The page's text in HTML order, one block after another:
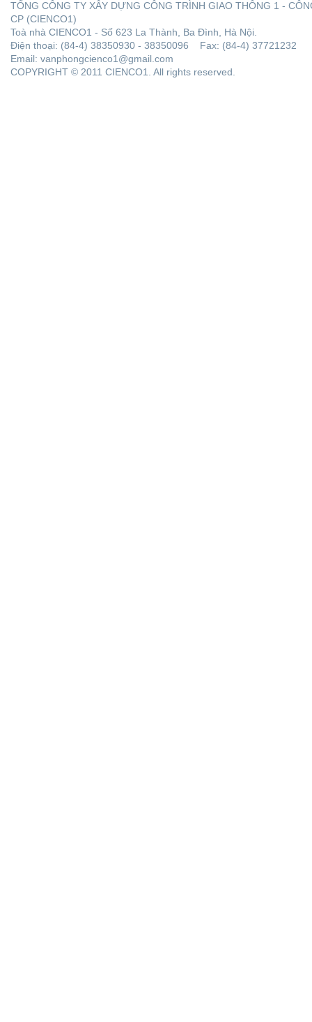
TỔNG CÔNG TY XÂY DỰNG CÔNG TRÌNH GIAO THÔNG 1 -
CP (CIENCO1)
Toà nhà CIENCO1 - Số 623 La Thành, Ba Đình, Hà Nội.
Điện thoại: (84-4) 38350930 - 38350096 Fax: (84-4) 37721232
Email: vanphongcienco1@gmail.com
COPYRIGHT © 2011 CIENCO1. All rights reserved.